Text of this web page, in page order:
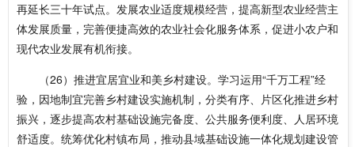
再延长三十年试点。发展农业适度规模经营，提高新型农业经营主
体发展质量，完善便捷高效的农业社会化服务体系，促进小农户和
现代农业发展有机衔接。
（26）推进宜居宜业和美乡村建设。学习运用“千万工程”经
验，因地制宜完善乡村建设实施机制，分类有序、片区化推进乡村
振兴，逐步提高农村基础设施完备度、公共服务便利度、人居环境
舒适度。统筹优化村镇布局，推动县域基础设施一体化规划建设管